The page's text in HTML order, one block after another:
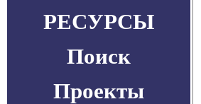
РЕСУРСЫ
Поиск
Проекты